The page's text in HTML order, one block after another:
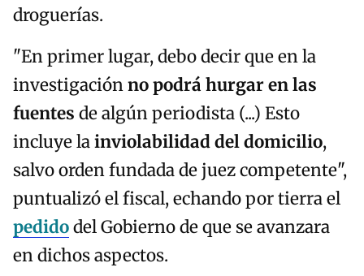
droguerías.
"En primer lugar, debo decir que en la
investigaciónno podrá hurgar en las
fuentes de algún periodista (...) Esto
incluye lainviolabilidad del domicilio,
salvo orden fundada de juez competente",
puntualizó el fiscal, echando por tierra el
pedidodel Gobierno de que se avanzara
en dichos aspectos.